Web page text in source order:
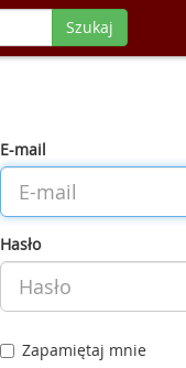
Szukaj
E-mail
Hasło
Zapamiętaj mnie